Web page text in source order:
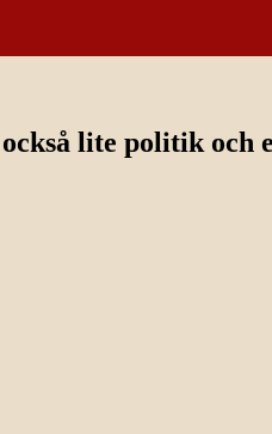
lite politik och